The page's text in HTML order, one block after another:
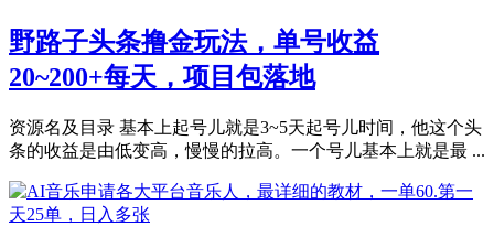
野路子头条撸金玩法，单号收益
20~200+每天，项目包落地
资源名及目录 基本上起号儿就是3~5天起号儿时间，他这个头
条的收益是由低变高，慢慢的拉高。一个号儿基本上就是最 ...